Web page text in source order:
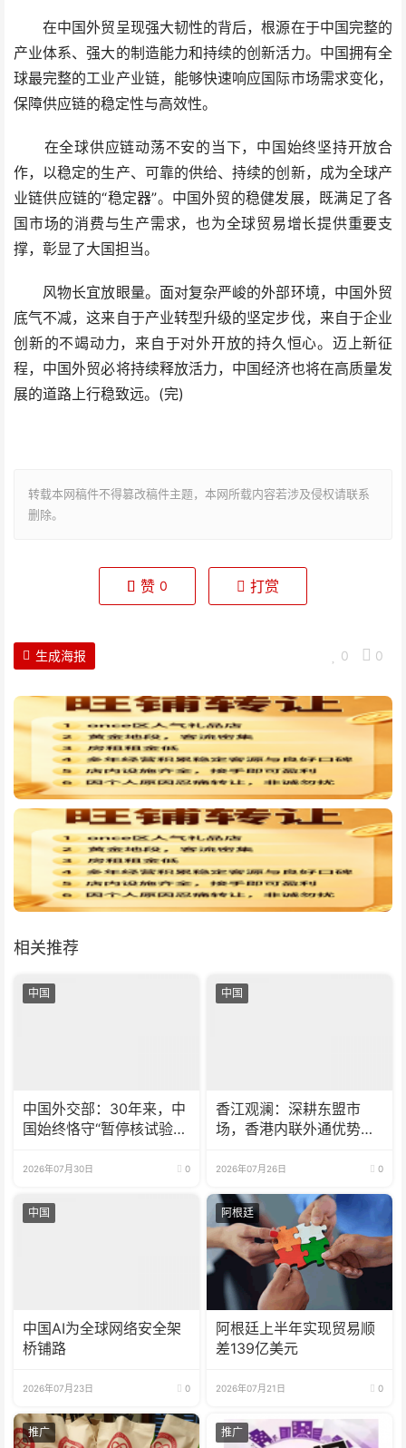
在中国外贸呈现强大韧性的背后，根源在于中国完整的
产业体系、强大的制造能力和持续的创新活力。中国拥有全
球最完整的工业产业链，能够快速响应国际市场需求变化，
保障供应链的稳定性与高效性。
在全球供应链动荡不安的当下，中国始终坚持开放合
作，以稳定的生产、可靠的供给、持续的创新，成为全球产
业链供应链的“稳定器”。中国外贸的稳健发展，既满足了各
国市场的消费与生产需求，也为全球贸易增长提供重要支
撑，彰显了大国担当。
风物长宜放眼量。面对复杂严峻的外部环境，中国外贸
底气不减，这来自于产业转型升级的坚定步伐，来自于企业
创新的不竭动力，来自于对外开放的持久恒心。迈上新征
程，中国外贸必将持续释放活力，中国经济也将在高质量发
展的道路上行稳致远。(完)
转载本网稿件不得篡改稿件主题，本网所载内容若涉及侵权请联系
删除。
赞 0 打赏
0 0
生成海报
相关推荐
中国
中国外交部：30年来，中
国始终恪守“暂停核试验”
2026年07月30日 0
中国
香江观澜：深耕东盟市
场，香港内联外通优势再
2026年07月26日 0
中国
中国AI为全球网络安全架
桥铺路
2026年07月23日 0
阿根廷
阿根廷上半年实现贸易顺
差139亿美元
2026年07月21日 0
推广 推广